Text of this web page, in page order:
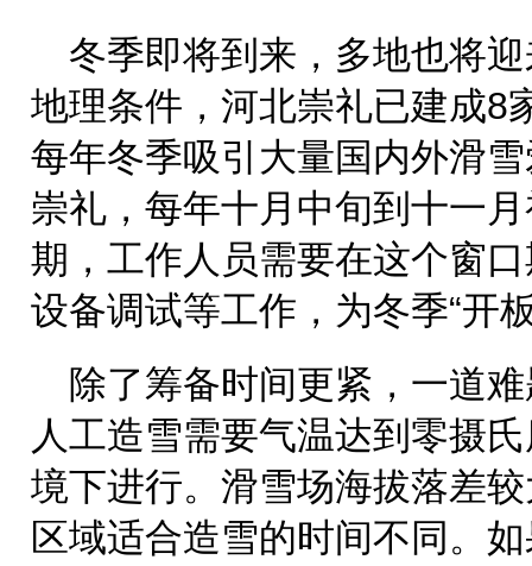
冬季即将到来，多地也将
地理条件，河北崇礼已建成8
每年冬季吸引大量国内外滑
崇礼，每年十月中旬到十一
期，工作人员需要在这个窗
设备调试等工作，为冬季“开
除了筹备时间更紧，一道
人工造雪需要气温达到零摄
境下进行。滑雪场海拔落差
区域适合造雪的时间不同。